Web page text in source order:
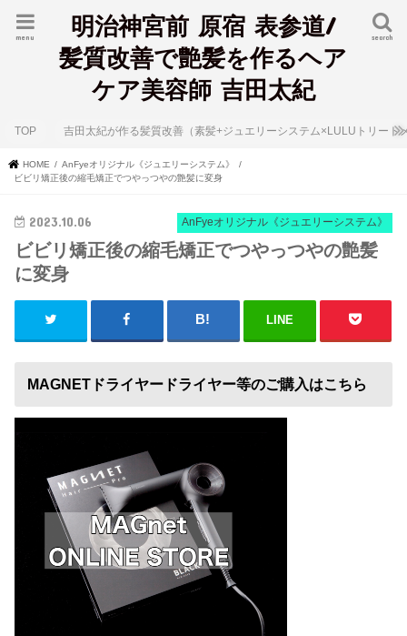
明治神宮前 原宿 表参道/
髪質改善で艶髪を作るヘア
ケア美容師 吉田太紀
search
menu
TOP 吉田太紀が作る髪質改善（素髪+ジュエリーシステム×LULUトリート
HOME
AnFyeオリジナル《ジュエリーシステム》
ビビリ矯正後の縮毛矯正でつやっつやの艶髪に変身
AnFyeオリジナル《ジュエリーシステム》
2023.10.06
ビビリ矯正後の縮毛矯正でつやっつやの艶髪
に変身
LINE
MAGNETドライヤードライヤー等のご購入はこちら